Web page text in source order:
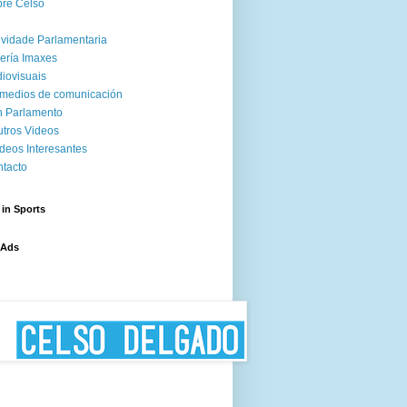
Celso
Parlamentaria
Imaxes
de comunicación
Parlamento
Videos
Interesantes
Sports